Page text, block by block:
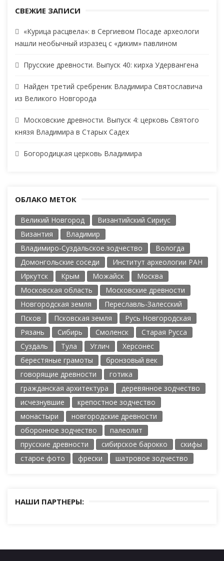
СВЕЖИЕ ЗАПИСИ
«Курица расцвела»: в Сергиевом Посаде археологи
нашли необычный изразец с «диким» павлином
Прусские древности. Выпуск 40: кирха Удервангена
Найден третий сребреник Владимира Святославича
из Великого Новгорода
Московские древности. Выпуск 4: церковь Святого
князя Владимира в Старых Садех
Богородицкая церковь Владимира
ОБЛАКО МЕТОК
Великий Новгород
Византийский Сириус
Византия
Владимир
Владимиро-Суздальское зодчество
Вологда
Домонгольские соседи
Институт археологии РАН
Иркутск
Крым Можайск
Москва
Московская область
Московские древности
Новгородская земля
Переславль-Залесский
Псков
Псковская земля
Русь Новгородская
Рязань
Сибирь Смоленск
Старая Русса
Суздаль
Тула Углич
Херсонес
берестяные грамоты
бронзовый век
говорящие древности
готика
гражданская архитектура
деревянное зодчество
исчезнувшие
крепостное зодчество
монастыри
новгородские древности
оборонное зодчество
палеолит
прусские древности
сибирское барокко
скифы
старое фото
фрески шатровое зодчество
НАШИ ПАРТНЕРЫ: